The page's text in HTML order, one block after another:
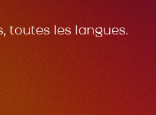
toutes les langues.